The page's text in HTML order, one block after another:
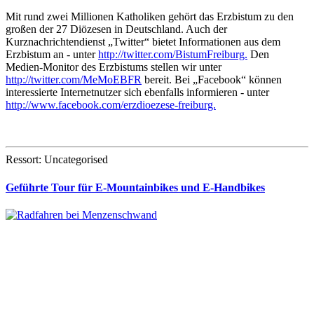
Mit rund zwei Millionen Katholiken gehört das Erzbistum zu den
großen der 27 Diözesen in Deutschland. Auch der
Kurznachrichtendienst „Twitter“ bietet Informationen aus dem
Erzbistum an - unterhttp://twitter.com/BistumFreiburg. Den
Medien-Monitor des Erzbistums stellen wir unter
http://twitter.com/MeMoEBFR bereit. Bei „Facebook“ können
interessierte Internetnutzer sich ebenfalls informieren - unter
http://www.facebook.com/erzdioezese-freiburg.
Ressort: Uncategorised
Geführte Tour für E-Mountainbikes und E-Handbikes